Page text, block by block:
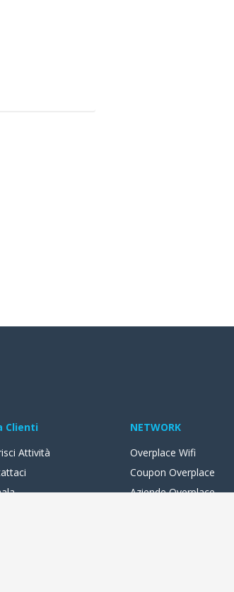
Clienti
Attività
NETWORK
Overplace Wifi
Coupon Overplace
Aziende Overplace